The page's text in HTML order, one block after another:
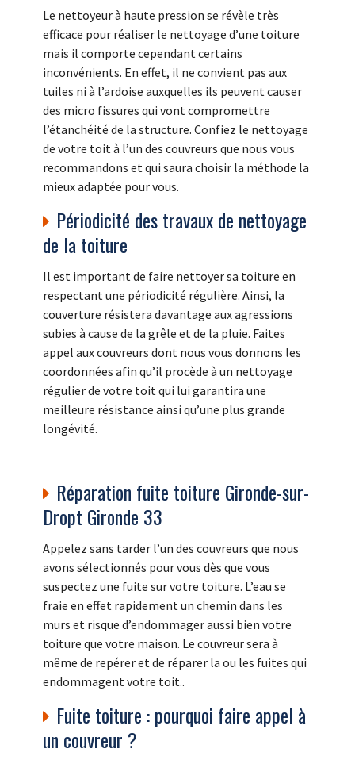
Le nettoyeur à haute pression se révèle très
efficace pour réaliser le nettoyage d’une toiture
mais il comporte cependant certains
inconvénients. En effet, il ne convient pas aux
tuiles ni à l’ardoise auxquelles ils peuvent causer
des micro fissures qui vont compromettre
l’étanchéité de la structure. Confiez le nettoyage
de votre toit à l’un des couvreurs que nous vous
recommandons et qui saura choisir la méthode la
mieux adaptée pour vous.
Périodicité des travaux de nettoyage
de la toiture
Il est important de faire nettoyer sa toiture en
respectant une périodicité régulière. Ainsi, la
couverture résistera davantage aux agressions
subies à cause de la grêle et de la pluie. Faites
appel aux couvreurs dont nous vous donnons les
coordonnées afin qu’il procède à un nettoyage
régulier de votre toit qui lui garantira une
meilleure résistance ainsi qu’une plus grande
longévité.
Réparation fuite toiture Gironde-sur-
Dropt Gironde 33
Appelez sans tarder l’un des couvreurs que nous
avons sélectionnés pour vous dès que vous
suspectez une fuite sur votre toiture. L’eau se
fraie en effet rapidement un chemin dans les
murs et risque d’endommager aussi bien votre
toiture que votre maison. Le couvreur sera à
même de repérer et de réparer la ou les fuites qui
endommagent votre toit..
Fuite toiture : pourquoi faire appel à
un couvreur ?